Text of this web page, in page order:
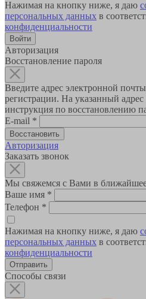
Нажимая на кнопку ниже, я даю
персональных данных в
конфиденциальности
Авторизация
Восстановление пароля
Введите адрес электронной
регистрации. На указанный адрес
инструкция по восстановлению
E-mail *
Авторизация
Заказать звонок
Мы свяжемся с Вами в
Ваше имя *
Телефон *
Нажимая на кнопку ниже, я даю
персональных данных в
конфиденциальности
Способы связи